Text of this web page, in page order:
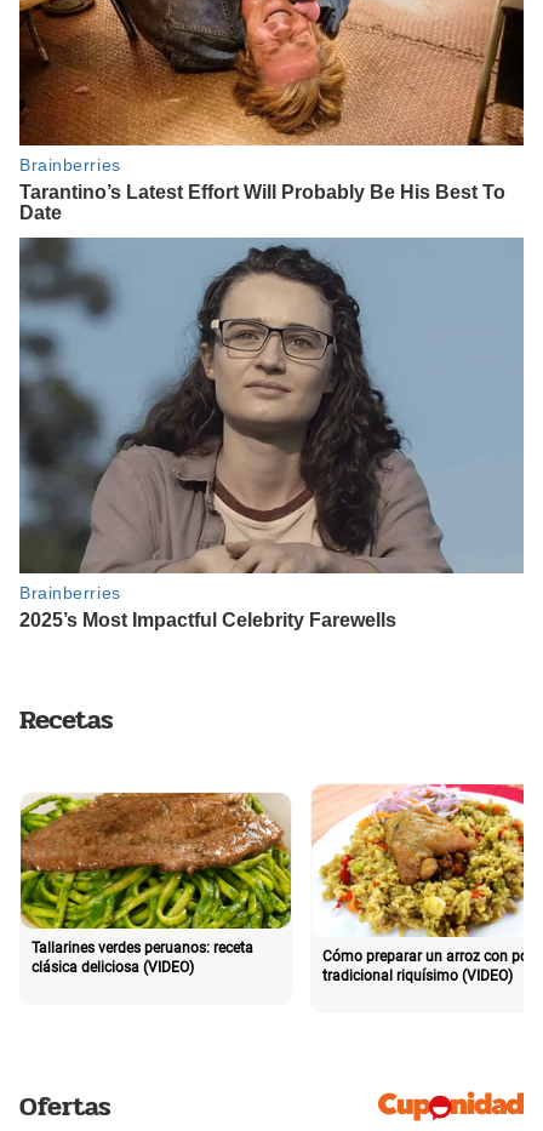
Recetas
Tallarines verdes peruanos: receta
clásica deliciosa (VIDEO)
Cómo preparar un arroz con pollo
tradicional riquísimo (VIDEO)
Ofertas